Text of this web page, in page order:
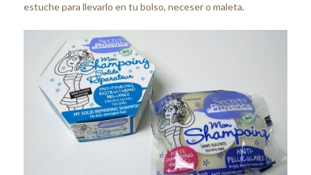
estuche para llevarlo en tu bolso, neceser o maleta.